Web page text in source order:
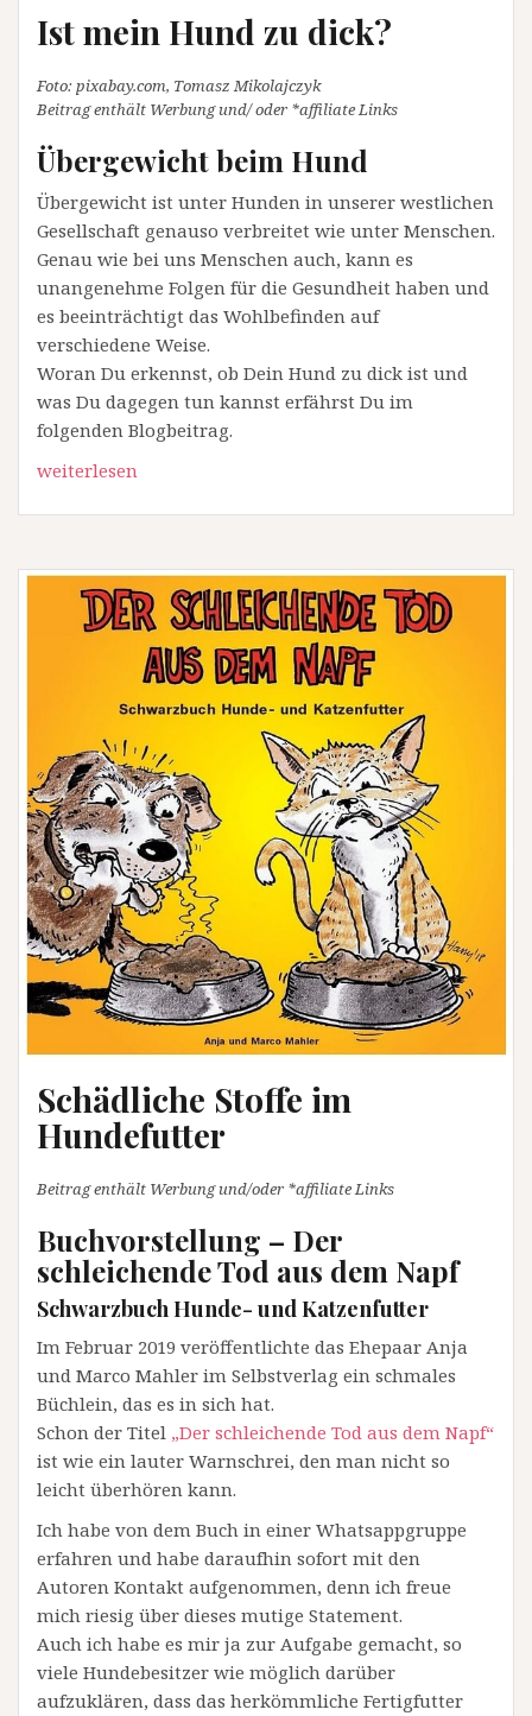
Ist mein Hund zu dick?
Foto: pixabay.com, Tomasz Mikolajczyk
Beitrag enthält Werbung und/ oder *affiliate Links
Übergewicht beim Hund
Übergewicht ist unter Hunden in unserer westlichen
Gesellschaft genauso verbreitet wie unter Menschen.
Genau wie bei uns Menschen auch, kann es
unangenehme Folgen für die Gesundheit haben und
es beeinträchtigt das Wohlbefinden auf
verschiedene Weise.
Woran Du erkennst, ob Dein Hund zu dick ist und
was Du dagegen tun kannst erfährst Du im
folgenden Blogbeitrag.
weiterlesen
Schädliche Stoffe im
Hundefutter
Beitrag enthält Werbung und/oder *affiliate Links
Buchvorstellung – Der
schleichende Tod aus dem Napf
Schwarzbuch Hunde- und Katzenfutter
Im Februar 2019 veröffentlichte das Ehepaar Anja
und Marco Mahler im Selbstverlag ein schmales
Büchlein, das es in sich hat.
Schon der Titel „Der schleichende Tod aus dem Napf“
ist wie ein lauter Warnschrei, den man nicht so
leicht überhören kann.
Ich habe von dem Buch in einer Whatsappgruppe
erfahren und habe daraufhin sofort mit den
Autoren Kontakt aufgenommen, denn ich freue
mich riesig über dieses mutige Statement.
Auch ich habe es mir ja zur Aufgabe gemacht, so
viele Hundebesitzer wie möglich darüber
aufzuklären, dass das herkömmliche Fertigfutter